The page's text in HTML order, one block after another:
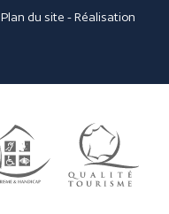
Plan du site - Réalisation